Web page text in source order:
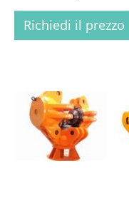
Richiedi il prezzo